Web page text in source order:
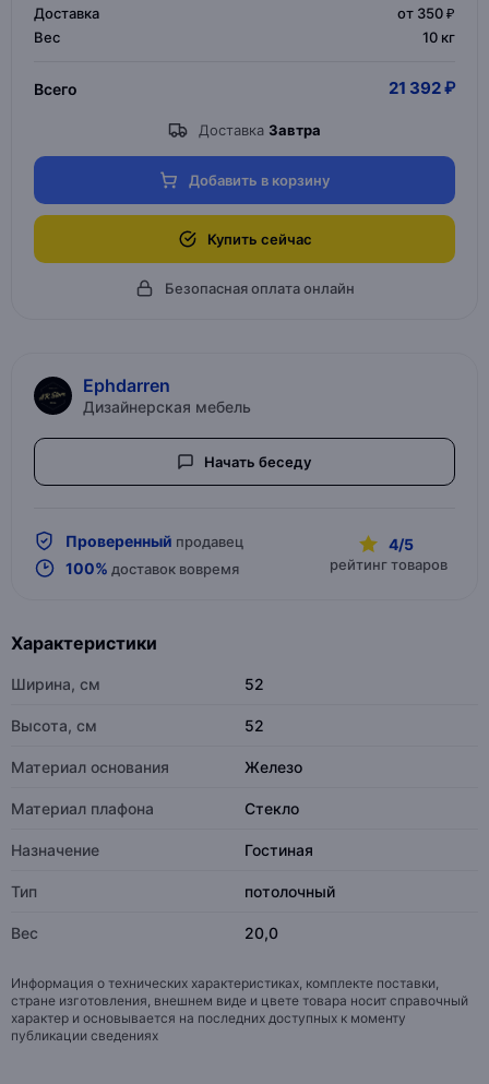
Доставка
от 350 ₽
Вес
10 кг
Всего 21 392 ₽
Доставка Завтра
Добавить в корзину
Купить сейчас
Безопасная оплата онлайн
Ephdarren
Дизайнерская мебель
Начать беседу
Проверенный продавец
100% доставок вовремя
4/5
рейтинг товаров
Характеристики
Ширина, см 52
Высота, см 52
Материал основания Железо
Материал плафона Стекло
Назначение Гостиная
Тип потолочный
Вес 20,0
Информация о технических характеристиках, комплекте поставки,
стране изготовления, внешнем виде и цвете товара носит справочный
характер и основывается на последних доступных к моменту
публикации сведениях